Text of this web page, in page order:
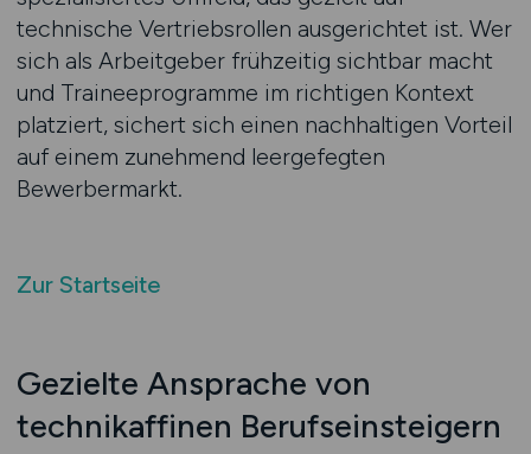
technische Vertriebsrollen ausgerichtet ist. Wer
sich als Arbeitgeber frühzeitig sichtbar macht
und Traineeprogramme im richtigen Kontext
platziert, sichert sich einen nachhaltigen Vorteil
auf einem zunehmend leergefegten
Bewerbermarkt.
Zur Startseite
Gezielte Ansprache von
technikaffinen Berufseinsteigern